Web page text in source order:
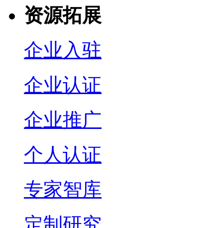
资源拓展
企业入驻
企业认证
企业推广
个人认证
专家智库